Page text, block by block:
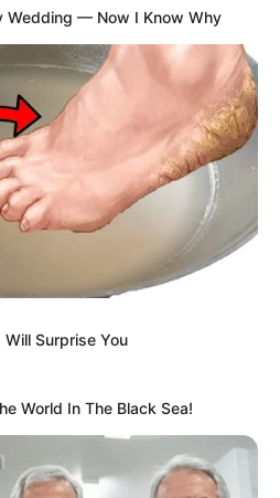
Wedding — Now I Know Why
Surprise You
World In The Black Sea!